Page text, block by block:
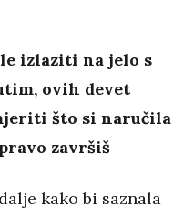
izlaziti na jelo s
ovih devet
što si naručila
završiš
kako bi saznala